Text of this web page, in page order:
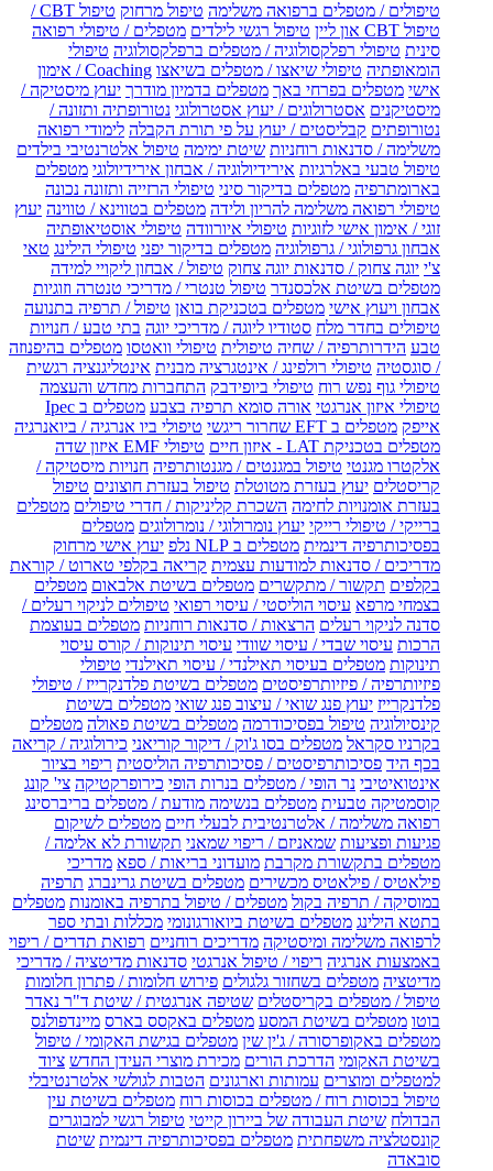
טיפולים / מטפלים ברפואה משלימה טיפול מרחוק
טיפול CBT /
טיפול CBT און ליין
טיפול רגשי לילדים מטפלים / טיפולי רפואה
סינית טיפולי רפלקסולוגיה / מטפלים ברפלקסולוגיה טיפולי
הומאופתיה טיפולי שיאצו / מטפלים בשיאצו
Coaching / אימון
אישי מטפלים בפרחי באך מטפלים בדמיון מודרך יעוץ מיסטיקה /
מיסטיקנים אסטרולוגים / יעוץ אסטרולוגי נטורופתיה ותזונה /
נטורופתים קבליסטים / יעוץ על פי תורת הקבלה לימודי רפואה
משלימה / סדנאות רוחניות שיטת ימימה טיפול אלטרנטיבי בילדים
טיפול טבעי באלרגיות אירידיולוגיה / אבחון אירידיולוגי מטפלים
בארומתרפיה מטפלים בדיקור סיני טיפולי הרזייה ותזונה נכונה
טיפולי רפואה משלימה להריון ולידה מטפלים בטווינא / טווינה יעוץ
זוגי / אימון אישי לזוגיות טיפולי איורוודה טיפולי אוסטיאופתיה
אבחון גרפולוגי / גרפולוגיה מטפלים בדיקור יפני טיפולי הילינג טאי
צ'י יוגה צחוק / סדנאות יוגה צחוק טיפול / אבחון ליקויי למידה
מטפלים בשיטת אלכסנדר טיפול טנטרי / מדריכי טנטרה וזוגיות
אבחון ויעוץ אישי מטפלים בטכניקת בואן טיפול / תרפיה בתנועה
טיפולים בחדר מלח סטודיו ליוגה / מדריכי יוגה בתי טבע / חנויות
טבע הידרותרפיה / שחיה טיפולית טיפולי וואטסו מטפלים בהיפנוזה
/ סוגסטיה טיפולי רולפינג / אינטגרציה מבנית אינטליגנציה רגשית
טיפולי גוף נפש רוח טיפולי ביופידבק התחברות מחדש והעצמה
טיפולי איזון אנרגטי אורה סומא תרפיה בצבע
מטפלים ב Ipec
אייפק מטפלים ב EFT שחרור ריגשי
טיפולי ביו אנרגיה / ביואנרגיה
מטפלים בטכניקת LAT - איזון חיים
טיפולי EMF איזון שדה
אלקטרו מגנטי טיפול במגנטים / מגנטותרפיה חנויות מיסטיקה /
קריסטלים יעוץ בעזרת מטוטלת טיפול בעזרת חוצונים טיפול
בעזרת אומנויות לחימה השכרת קליניקות / חדרי טיפולים מטפלים
ברייקי / טיפולי רייקי יעוץ נומרולוגי / נומרולוגים מטפלים
בפסיכותרפיה דינמית מטפלים ב NLP נלפ
יעוץ אישי מרחוק
מדריכים / סדנאות למודעות עצמית קריאה בקלפי טארוט / קוראת
בקלפים תקשור / מתקשרים מטפלים בשיטת אלבאום מטפלים
בצמחי מרפא עיסוי הוליסטי / עיסוי רפואי טיפולים לניקוי רעלים /
סדנה לניקוי רעלים הרצאות / סדנאות רוחניות מטפלים בעוצמת
הרכות עיסוי שבדי / עיסוי שוודי עיסוי תינוקות / קורס עיסוי
תינוקות מטפלים בעיסוי תאילנדי / עיסוי תאילנדי טיפולי
פיזיותרפיה / פיזיותרפיסטים מטפלים בשיטת פלדנקרייז / טיפולי
פלדנקרייז יעוץ פנג שואי / עיצוב פנג שואי מטפלים בשיטת
קינסיולוגיה טיפול בפסיכודרמה מטפלים בשיטת פאולה מטפלים
בקרניו סקראל מטפלים בסו ג'וק / דיקור קוריאני כירולוגיה / קריאה
בכף היד פסיכותרפיסטים / פסיכותרפיה הוליסטית ריפוי בציור
אינטואיטיבי נר הופי / מטפלים בנרות הופי כירופרקטיקה צי' קונג
קוסמטיקה טבעית מטפלים בנשימה מודעת / מטפלים בריברסינג
רפואה משלימה / אלטרנטיבית לבעלי חיים מטפלים לשיקום
פגיעות ופציעות שמאניזם / ריפוי שמאני תקשורת לא אלימה /
מטפלים בתקשורת מקרבת מועדוני בריאות / ספא מדריכי
פילאטיס / פילאטיס מכשירים מטפלים בשיטת גרינברג תרפיה
במוסיקה / תרפיה בקול מטפלים / טיפול בתרפיה באומנות מטפלים
בתטא הילינג מטפלים בשיטת ביואורגונומי מכללות ובתי ספר
לרפואה משלימה ומיסטיקה מדריכים רוחניים רפואת תדרים / ריפוי
באמצעות אנרגיה ריפוי / טיפול אנרגטי סדנאות מדיטציה / מדריכי
מדיטציה מטפלים בשחזור גלגולים פירוש חלומות / פתרון חלומות
טיפול / מטפלים בקריסטלים שטיפה אנרגטית / שיטת ד"ר נאדר
בוטו מטפלים בשיטת המסע מטפלים באקסס בארס מיינדפולנס
מטפלים באקופרסורה / ג'ין שין מטפלים בגישת האקומי / טיפול
בשיטת האקומי הדרכת הורים מכירת מוצרי העידן החדש ציוד
למטפלים ומוצרים עמותות וארגונים הטבות לגולשי אלטרנטיבלי
טיפול בכוסות רוח / מטפלים בכוסות רוח מטפלים בשיטת עין
הבדולח שיטת העבודה של ביירון קייטי טיפול רגשי למבוגרים
קונסטלציה משפחתית מטפלים בפסיכותרפיה דינמית שיטת
סובאדה